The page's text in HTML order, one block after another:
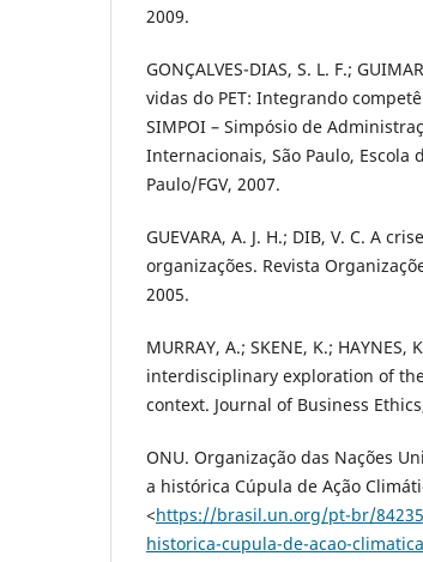
2009.
GONÇALVES-DIAS, S. L. F.;
vidas do PET: Integrando
SIMPOI – Simpósio de
Internacionais, São Paulo, Escola
Paulo/FGV, 2007.
GUEVARA, A. J. H.; DIB, V. C. A
organizações. Revista
2005.
MURRAY, A.; SKENE, K.;
interdisciplinary exploration of
context. Journal of Business
ONU. Organização das Nações
a histórica Cúpula de Ação
<https://brasil.un.org/pt-br/
historica-cupula-de-acao-